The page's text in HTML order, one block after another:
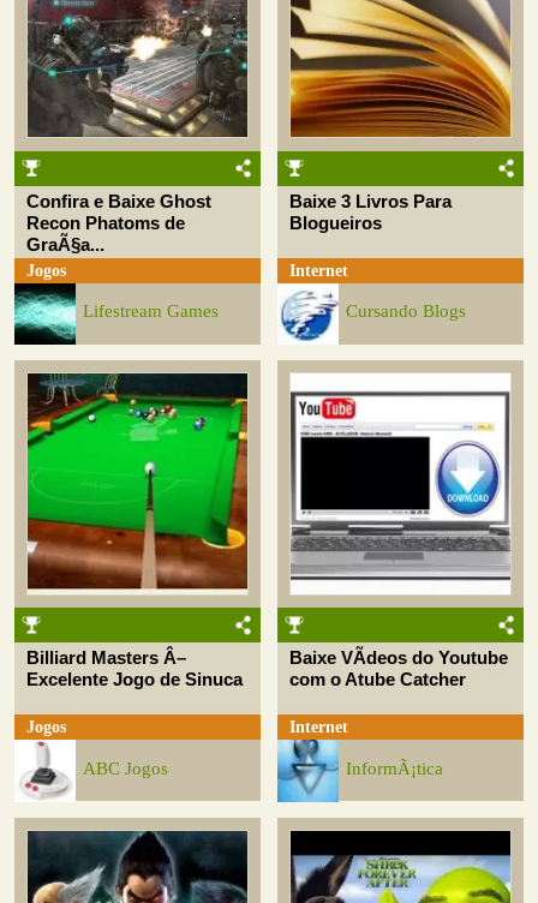
Confira e Baixe Ghost
Recon Phatoms de
GraÃ§a...
Jogos
Lifestream Games
Baixe 3 Livros Para
Blogueiros
Internet
Cursando Blogs
Billiard Masters Â–
Excelente Jogo de Sinuca
Jogos
ABC Jogos
Baixe VÃ­deos do Youtube
com o Atube Catcher
Internet
InformÃ¡tica